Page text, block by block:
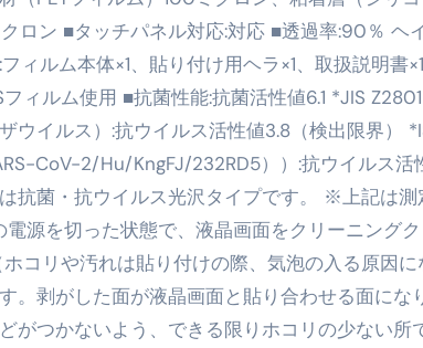
使った分だけ支払う、いちばん賢いスマホ代。
英語が「聞こえる・分かる・話せる」に変わる
【海外ツアー完全ガイド】アジア最安1万円台＆
新春スペシャルセール完全ガイド：国内航空券
【ムームードメイン】 【.site】今注目のドメイ
梅干しを毎日食べたらどうなるの？①【30秒で
ブルーベリーを毎日食べたらどうなるの？②
バナナを毎日食べたらどうなるの？①【30秒で
ロン ■タッチパネル対応:対応 ■透過率:90％
ィルム本体×1、貼り付け用ヘラ×1、取扱説明書
フィルム使用 ■抗菌性能:抗菌活性値6.1 *JIS
ウイルス）:抗ウイルス活性値3.8（検出限界）
CoV-2/Hu/KngFJ/232RD5））:抗ウイルス活
抗菌・抗ウイルス光沢タイプです。 ※上記は
電源を切った状態で、液晶画面をクリーニング
コリや汚れは貼り付けの際、気泡の入る原因
。剥がした面が液晶画面と貼り合わせる面に
がつかないよう、できる限りホコリの少ない